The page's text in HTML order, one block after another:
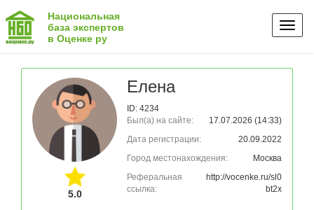
Национальная
база экспертов
в Оценке ру
5.0
Елена
ID: 4234
Был(а) на сайте:
17.07.2026 (14:33)
Дата регистрации:
20.09.2022
Город местонахождения:
Москва
Реферальная
ссылка:
http://vocenke.ru/sl0
bt2x